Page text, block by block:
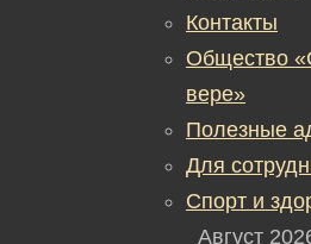
Контакты
Общество
вере»
Полезные
Для
Спорт и
Август